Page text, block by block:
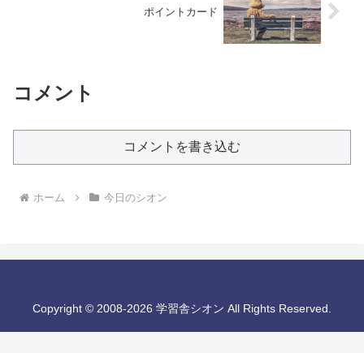
ポイントカード
コメント
コメントを書き込む
ホーム 今日のシオン
Copyright © 2008-2026 学習舎シオン All Rights Reserved.